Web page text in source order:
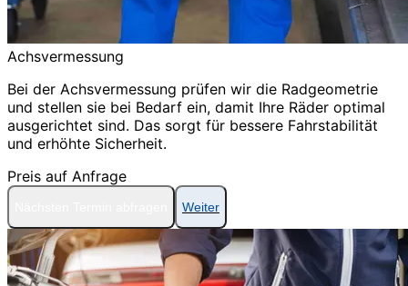
Achsvermessung
Bei der Achsvermessung prüfen wir die Radgeometrie
und stellen sie bei Bedarf ein, damit Ihre Räder optimal
ausgerichtet sind. Das sorgt für bessere Fahrstabilität
und erhöhte Sicherheit.
Preis auf Anfrage
Weiter